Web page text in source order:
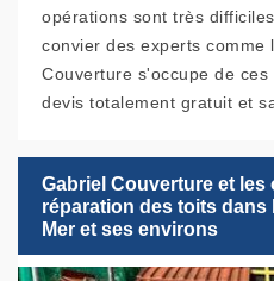
opérations sont très
convier des experts comme
Couverture s'occupe de
devis totalement gratuit et
Gabriel Couverture et les
réparation des toits dans
Mer et ses environs